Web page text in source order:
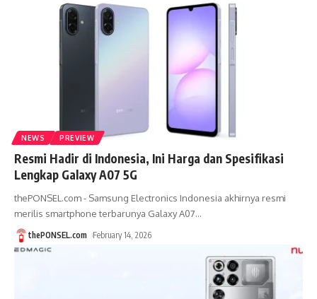
NEWS PREVIEW
Resmi Hadir di Indonesia, Ini Harga dan Spesifikasi
Lengkap Galaxy A07 5G
thePONSEL.com - Samsung Electronics Indonesia akhirnya resmi
merilis smartphone terbarunya Galaxy A07…
thePONSEL.com February 14, 2026